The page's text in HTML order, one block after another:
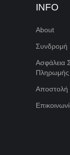
INFO
About
Συνδρομή
Ασφάλεια
Πληρωμής
Αποστολή